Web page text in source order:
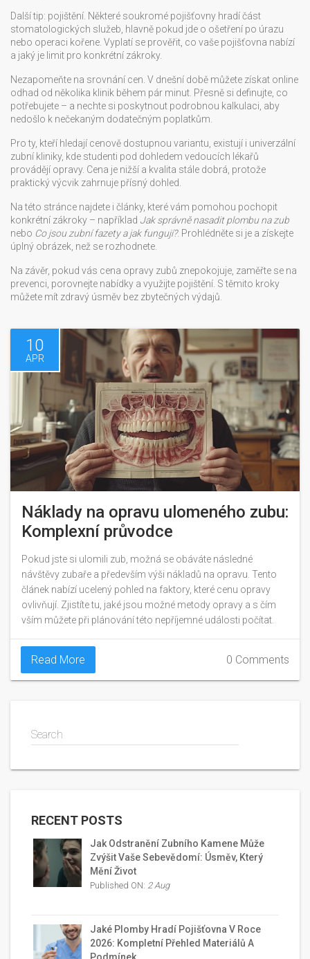
Další tip: pojištění. Některé soukromé pojišťovny hradí část
stomatologických služeb, hlavně pokud jde o ošetření po úrazu
nebo operaci kořene. Vyplatí se prověřit, co vaše pojišťovna nabízí
a jaký je limit pro konkrétní zákroky.
Nezapomeňte na srovnání cen. V dnešní době můžete získat online
odhad od několika klinik během pár minut. Přesně si definujte, co
potřebujete – a nechte si poskytnout podrobnou kalkulaci, aby
nedošlo k nečekaným dodatečným poplatkům.
Pro ty, kteří hledají cenově dostupnou variantu, existují i univerzální
zubní kliniky, kde studenti pod dohledem vedoucích lékařů
provádějí opravy. Cena je nižší a kvalita stále dobrá, protože
praktický výcvik zahrnuje přísný dohled.
Na této stránce najdete i články, které vám pomohou pochopit
konkrétní zákroky – například Jak správně nasadit plombu na zub
nebo Co jsou zubní fazety a jak fungují?. Prohlédněte si je a získejte
úplný obrázek, než se rozhodnete.
Na závěr, pokud vás cena opravy zubů znepokojuje, zaměřte se na
prevenci, porovnejte nabídky a využijte pojištění. S těmito kroky
můžete mít zdravý úsměv bez zbytečných výdajů.
10
APR
Náklady na opravu ulomeného zubu:
Komplexní průvodce
Pokud jste si ulomili zub, možná se obáváte následné
návštěvy zubaře a především výši nákladů na opravu. Tento
článek nabízí ucelený pohled na faktory, které cenu opravy
ovlivňují. Zjistíte tu, jaké jsou možné metody opravy a s čím
vším můžete při plánování této nepříjemné události počítat.
Read More 0 Comments
Search
RECENT POSTS
Jak Odstranění Zubního Kamene Může
Zvýšit Vaše Sebevědomí: Úsměv, Který
Mění Život
Published ON: 2 Aug
Jaké Plomby Hradí Pojišťovna V Roce
2026: Kompletní Přehled Materiálů A